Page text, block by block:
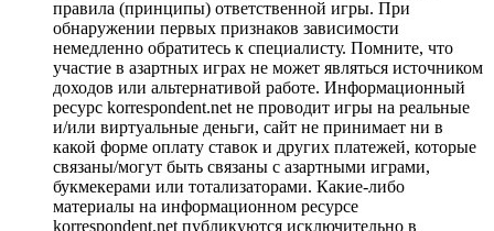
правила (принципы) ответственной игры. При
обнаружении первых признаков зависимости
немедленно обратитесь к специалисту. Помните, что
участие в азартных играх не может являться источником
доходов или альтернативой работе. Информационный
ресурс korrespondent.net не проводит игры на реальные
и/или виртуальные деньги, сайт не принимает ни в
какой форме оплату ставок и других платежей, которые
связаны/могут быть связаны с азартными играми,
букмекерами или тотализаторами. Какие-либо
материалы на информационном ресурсе
korrespondent.net публикуются исключительно в